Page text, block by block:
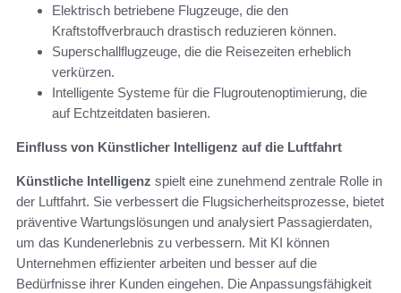
Elektrisch betriebene Flugzeuge, die den
Kraftstoffverbrauch drastisch reduzieren können.
Superschallflugzeuge, die die Reisezeiten erheblich
verkürzen.
Intelligente Systeme für die Flugroutenoptimierung, die
auf Echtzeitdaten basieren.
Einfluss von Künstlicher Intelligenz auf die Luftfahrt
Künstliche Intelligenz spielt eine zunehmend zentrale Rolle in
der Luftfahrt. Sie verbessert die Flugsicherheitsprozesse, bietet
präventive Wartungslösungen und analysiert Passagierdaten,
um das Kundenerlebnis zu verbessern. Mit KI können
Unternehmen effizienter arbeiten und besser auf die
Bedürfnisse ihrer Kunden eingehen. Die Anpassungsfähigkeit